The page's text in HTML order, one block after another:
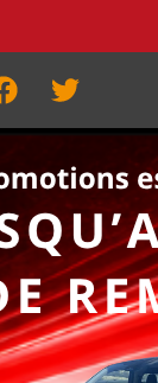
FacebookTwitter